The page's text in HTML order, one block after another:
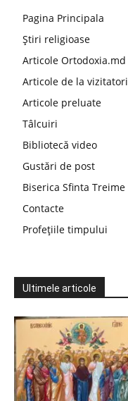
Pagina Principala
Știri religioase
Articole Ortodoxia.md
Articole de la vizitatori
Articole preluate
Tâlcuiri
Bibliotecă video
Gustări de post
Biserica Sfinta Treime
Contacte
Profețiile timpului
Ultimele articole